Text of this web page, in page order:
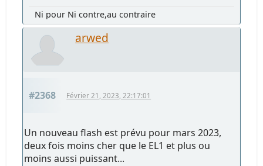
Ni pour Ni contre,au contraire
arwed
#2368 Février 21, 2023, 22:17:01
Un nouveau flash est prévu pour mars 2023,
deux fois moins cher que le EL1 et plus ou
moins aussi puissant...